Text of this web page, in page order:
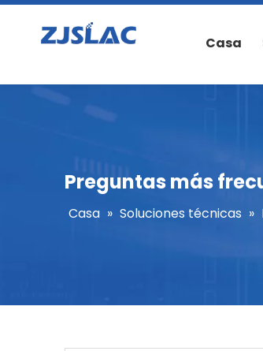
Casa
Preguntas más
Casa » Soluciones técnicas »